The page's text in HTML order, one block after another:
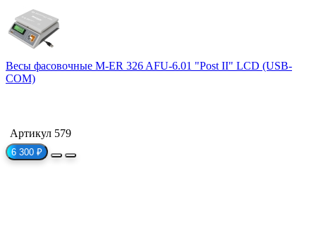
Весы фасовочные M-ER 326 AFU-6.01 "Post II" LCD (USB-
COM)
Артикул 579
6 300 ₽